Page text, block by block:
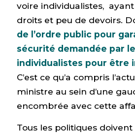
voire individualistes,
droits et peu de devoirs.
de l’ordre public pour
sécurité demandée par
individualistes pour être
C’est ce qu’a compris
ministre au sein d’une
encombrée avec cette
Tous les politiques